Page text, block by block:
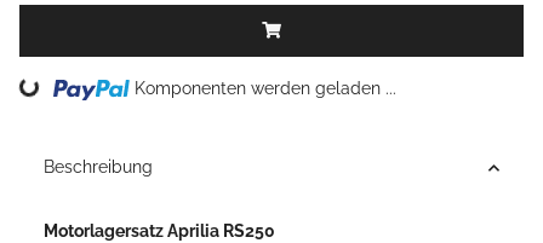
Loading... Komponenten werden geladen ...
Beschreibung
Motorlagersatz Aprilia RS250